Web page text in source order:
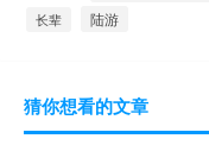
长辈 陆游
猜你想看的文章